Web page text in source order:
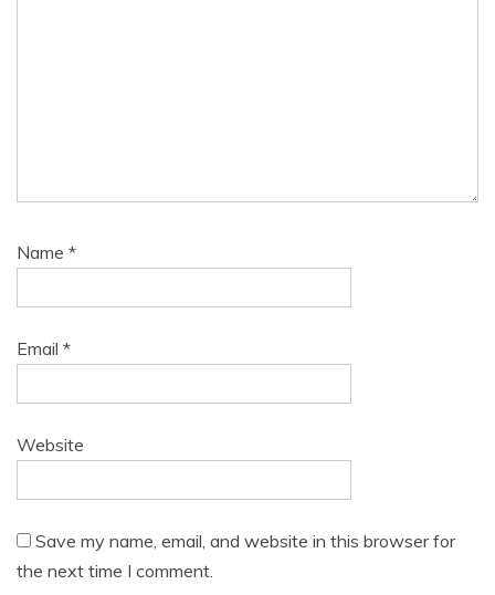
Name *
Email *
Website
Save my name, email, and website in this browser for
the next time I comment.